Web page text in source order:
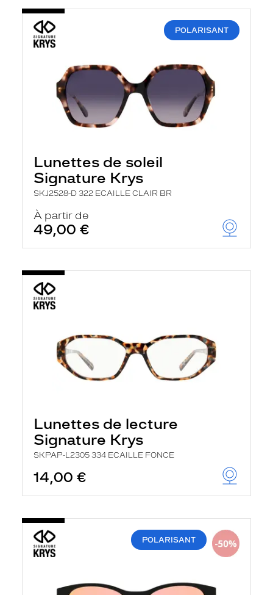
POLARISANT
Lunettes de soleil
Signature Krys
SKJ2528-D 322 ECAILLE CLAIR BR
À partir de
49,00 €
Lunettes de lecture
Signature Krys
SKPAP-L2305 334 ECAILLE FONCE
14,00 €
POLARISANT